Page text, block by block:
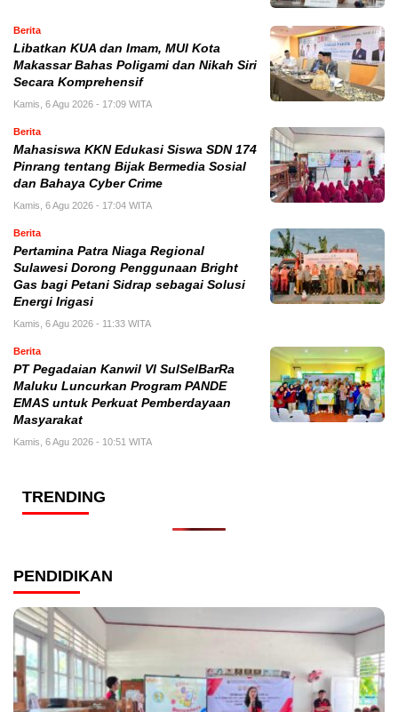
Berita
Libatkan KUA dan Imam, MUI Kota
Makassar Bahas Poligami dan Nikah Siri
Secara Komprehensif
Kamis, 6 Agu 2026 - 17:09 WITA
Berita
Mahasiswa KKN Edukasi Siswa SDN 174
Pinrang tentang Bijak Bermedia Sosial
dan Bahaya Cyber Crime
Kamis, 6 Agu 2026 - 17:04 WITA
Berita
Pertamina Patra Niaga Regional
Sulawesi Dorong Penggunaan Bright
Gas bagi Petani Sidrap sebagai Solusi
Energi Irigasi
Kamis, 6 Agu 2026 - 11:33 WITA
Berita
PT Pegadaian Kanwil VI SulSelBarRa
Maluku Luncurkan Program PANDE
EMAS untuk Perkuat Pemberdayaan
Masyarakat
Kamis, 6 Agu 2026 - 10:51 WITA
TRENDING
PENDIDIKAN